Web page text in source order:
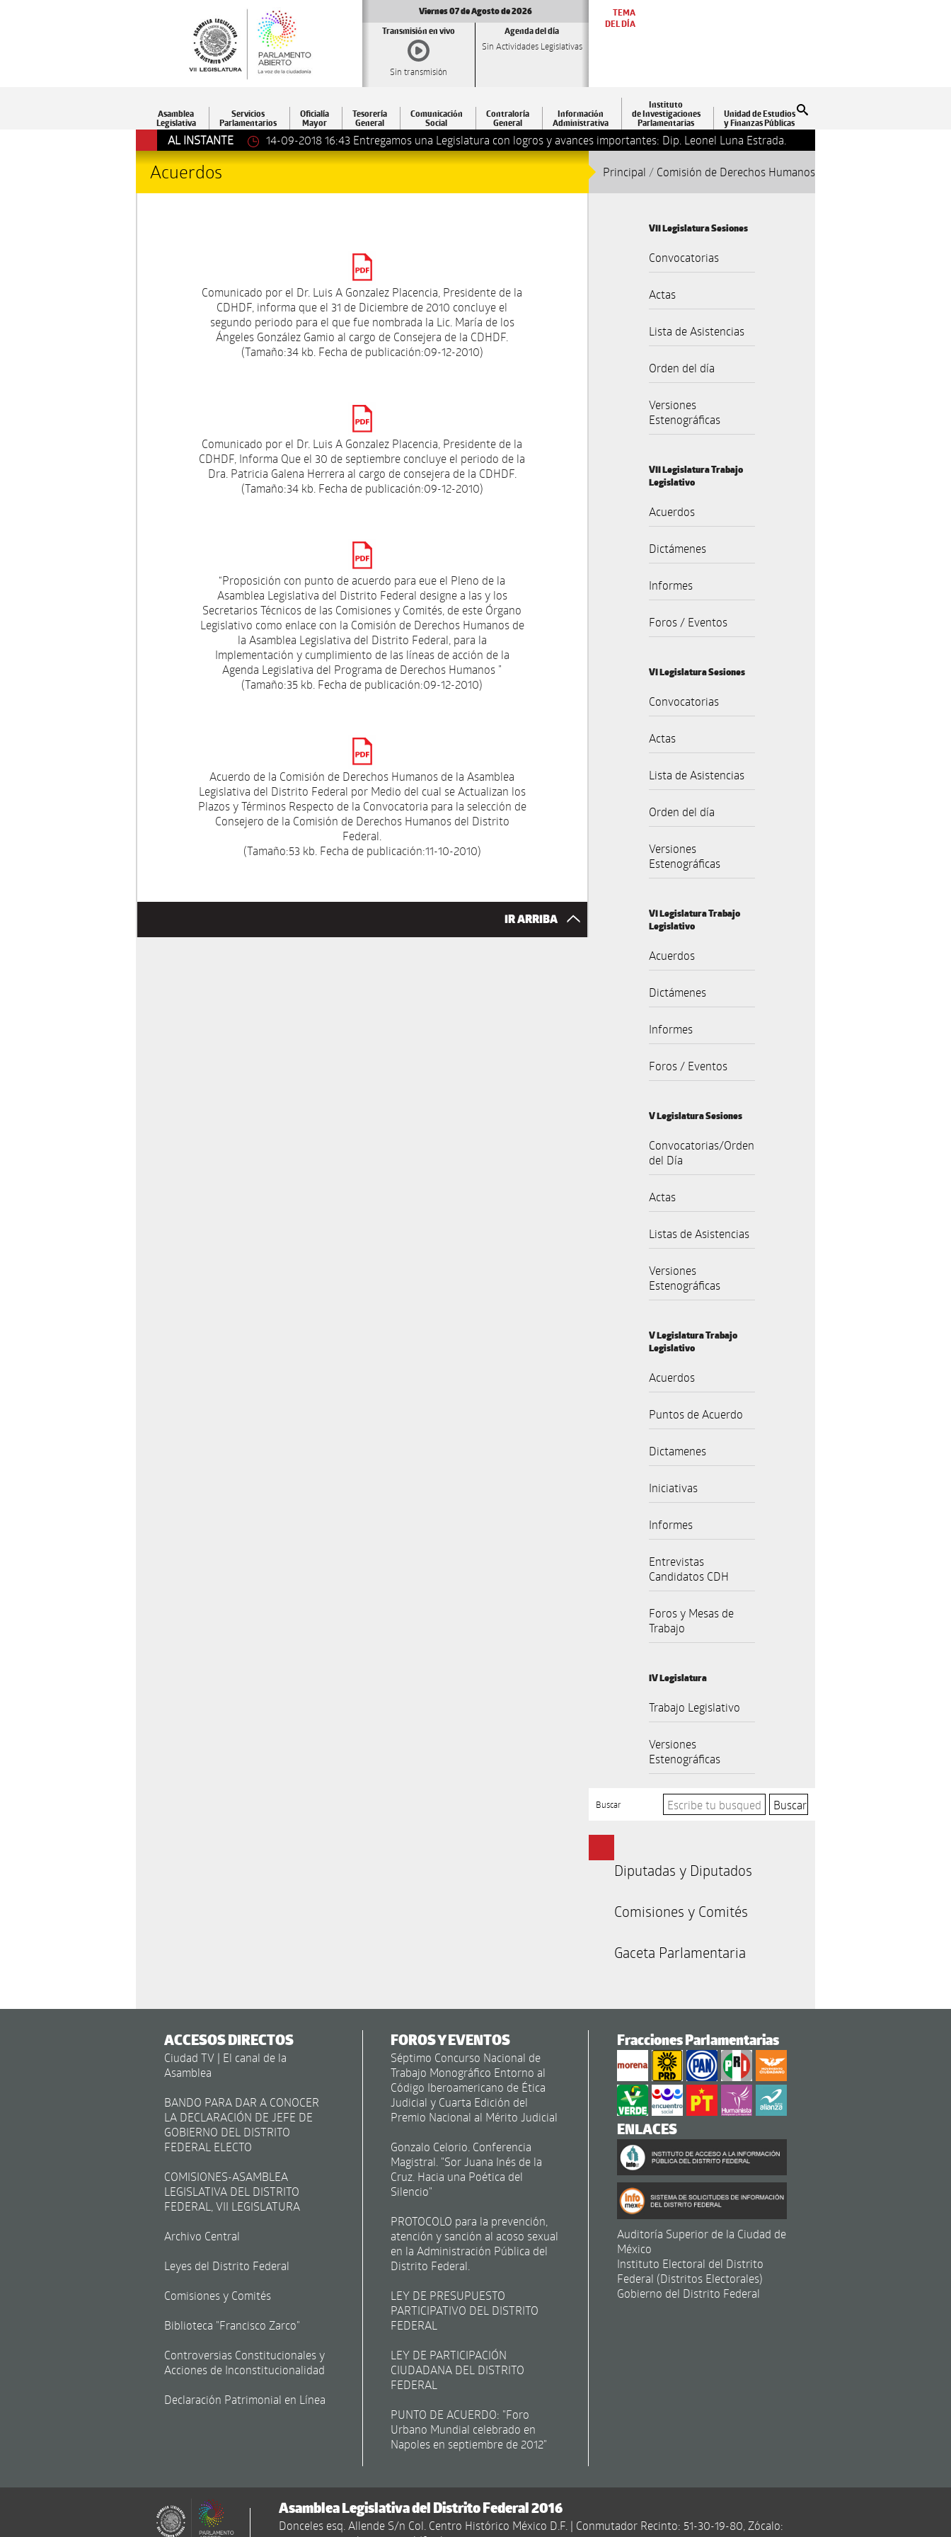
Viernes 07 de Agosto de 2026
Transmisión en vivo
Sin transmisión
Agenda del día
Sin Actividades Legislativas
TEMA
DEL DÍA
Asamblea
Legislativa
Servicios
Parlamentarios
Oficialía
Mayor
Tesorería
General
Comunicación
Social
Contraloría
General
Información
Administrativa
Instituto
de Investigaciones
Parlamentarias
Unidad de Estudios
y Finanzas Públicas
AL INSTANTE 14-09-2018 16:43 Entregamos una Legislatura con logros y avances importantes: Dip. Leonel Luna Estrada.
Acuerdos Principal / Comisión de Derechos Humanos
Comunicado por el Dr. Luis A Gonzalez Placencia, Presidente de la
CDHDF, informa que el 31 de Diciembre de 2010 concluye el
segundo periodo para el que fue nombrada la Lic. María de los
Ángeles González Gamio al cargo de Consejera de la CDHDF.
(Tamaño:34 kb. Fecha de publicación:09-12-2010)
Comunicado por el Dr. Luis A Gonzalez Placencia, Presidente de la
CDHDF, Informa Que el 30 de septiembre concluye el periodo de la
Dra. Patricia Galena Herrera al cargo de consejera de la CDHDF.
(Tamaño:34 kb. Fecha de publicación:09-12-2010)
“Proposición con punto de acuerdo para eue el Pleno de la
Asamblea Legislativa del Distrito Federal designe a las y los
Secretarios Técnicos de las Comisiones y Comités, de este Órgano
Legislativo como enlace con la Comisión de Derechos Humanos de
la Asamblea Legislativa del Distrito Federal, para la
Implementación y cumplimiento de las líneas de acción de la
Agenda Legislativa del Programa de Derechos Humanos ”
(Tamaño:35 kb. Fecha de publicación:09-12-2010)
Acuerdo de la Comisión de Derechos Humanos de la Asamblea
Legislativa del Distrito Federal por Medio del cual se Actualizan los
Plazos y Términos Respecto de la Convocatoria para la selección de
Consejero de la Comisión de Derechos Humanos del Distrito
Federal.
(Tamaño:53 kb. Fecha de publicación:11-10-2010)
IR ARRIBA
VII Legislatura Sesiones
Convocatorias
Actas
Lista de Asistencias
Orden del día
Versiones
Estenográficas
VII Legislatura Trabajo
Legislativo
Acuerdos
Dictámenes
Informes
Foros / Eventos
VI Legislatura Sesiones
Convocatorias
Actas
Lista de Asistencias
Orden del día
Versiones
Estenográficas
VI Legislatura Trabajo
Legislativo
Acuerdos
Dictámenes
Informes
Foros / Eventos
V Legislatura Sesiones
Convocatorias/Orden
del Día
Actas
Listas de Asistencias
Versiones
Estenográficas
V Legislatura Trabajo
Legislativo
Acuerdos
Puntos de Acuerdo
Dictamenes
Iniciativas
Informes
Entrevistas
Candidatos CDH
Foros y Mesas de
Trabajo
IV Legislatura
Trabajo Legislativo
Versiones
Estenográficas
Buscar
Diputadas y Diputados
Comisiones y Comités
Gaceta Parlamentaria
ACCESOS DIRECTOS
Ciudad TV | El canal de la
Asamblea
BANDO PARA DAR A CONOCER
LA DECLARACIÓN DE JEFE DE
GOBIERNO DEL DISTRITO
FEDERAL ELECTO
COMISIONES-ASAMBLEA
LEGISLATIVA DEL DISTRITO
FEDERAL, VII LEGISLATURA
Archivo Central
Leyes del Distrito Federal
Comisiones y Comités
Biblioteca "Francisco Zarco"
Controversias Constitucionales y
Acciones de Inconstitucionalidad
Declaración Patrimonial en Línea
FOROS Y EVENTOS
Séptimo Concurso Nacional de
Trabajo Monográfico Entorno al
Código Iberoamericano de Ética
Judicial y Cuarta Edición del
Premio Nacional al Mérito Judicial
Gonzalo Celorio. Conferencia
Magistral. "Sor Juana Inés de la
Cruz. Hacia una Poética del
Silencio"
PROTOCOLO para la prevención,
atención y sanción al acoso sexual
en la Administración Pública del
Distrito Federal.
LEY DE PRESUPUESTO
PARTICIPATIVO DEL DISTRITO
FEDERAL
LEY DE PARTICIPACIÓN
CIUDADANA DEL DISTRITO
FEDERAL
PUNTO DE ACUERDO: "Foro
Urbano Mundial celebrado en
Napoles en septiembre de 2012"
Fracciones Parlamentarias
ENLACES
Auditoría Superior de la Ciudad de
México
Instituto Electoral del Distrito
Federal (Distritos Electorales)
Gobierno del Distrito Federal
Asamblea Legislativa del Distrito Federal 2016
Donceles esq. Allende S/n Col. Centro Histórico México D.F. | Conmutador Recinto: 51-30-19-80, Zócalo: